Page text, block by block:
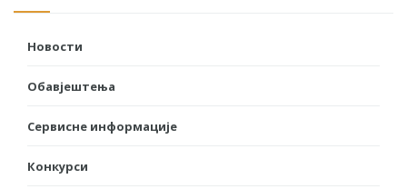
Новости
Обавјештења
Сервисне информације
Конкурси